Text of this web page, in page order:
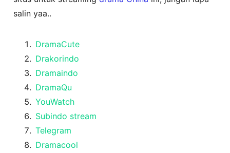
salin yaa..
DramaCute
Drakorindo
Dramaindo
DramaQu
YouWatch
Subindo stream
Telegram
Dramacool